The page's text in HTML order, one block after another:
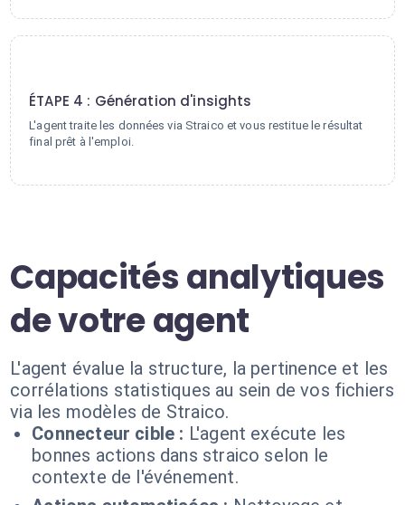
ÉTAPE 4 : Génération d'insights
L'agent traite les données via Straico et vous restitue le résultat
final prêt à l'emploi.
Capacités analytiques
de votre agent
L'agent évalue la structure, la pertinence et les
corrélations statistiques au sein de vos fichiers
via les modèles de Straico.
Connecteur cible : L'agent exécute les
bonnes actions dans straico selon le
contexte de l'événement.